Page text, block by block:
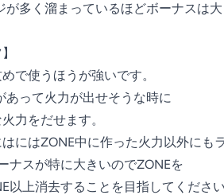
多く溜まっているほどボーナスは大
で使うほうが強いです。
あって火力が出せそうな時に
力をだせます。
にはZONE中に作った火力以外にも
ナスが特に大きいのでZONEを
以上消去することを目指してくだ